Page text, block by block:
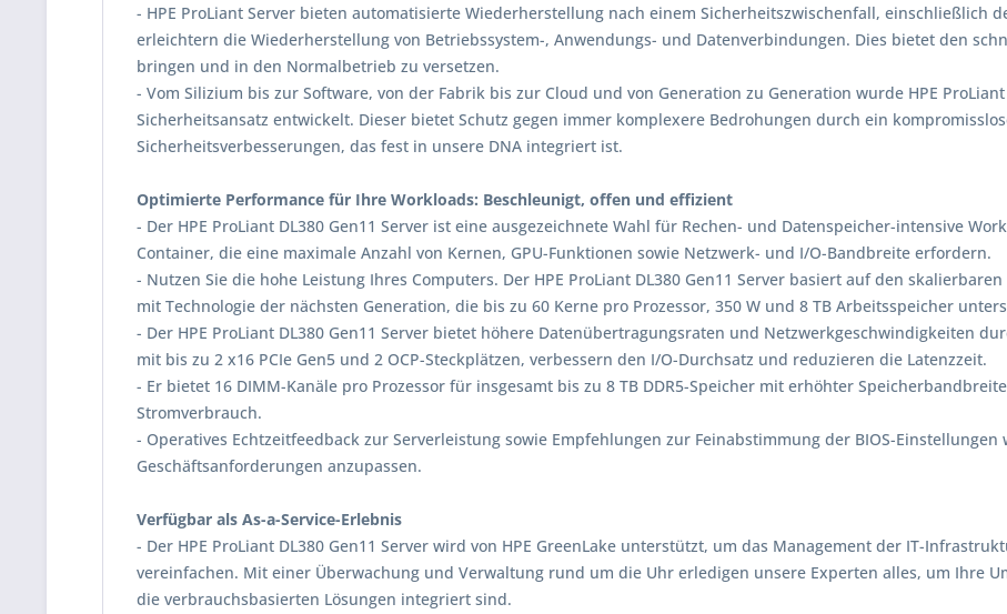
- HPE ProLiant Server bieten automatisierte Wiederherstellung nach einem Sicherheitszwischenfall, einschließlich
erleichtern die Wiederherstellung von Betriebssystem-, Anwendungs- und Datenverbindungen. Dies bietet den
bringen und in den Normalbetrieb zu versetzen.
- Vom Silizium bis zur Software, von der Fabrik bis zur Cloud und von Generation zu Generation wurde HPE
Sicherheitsansatz entwickelt. Dieser bietet Schutz gegen immer komplexere Bedrohungen durch ein
Sicherheitsverbesserungen, das fest in unsere DNA integriert ist.
Optimierte Performance für Ihre Workloads: Beschleunigt, offen und effizient
- Der HPE ProLiant DL380 Gen11 Server ist eine ausgezeichnete Wahl für Rechen- und Datenspeicher-intensive
Container, die eine maximale Anzahl von Kernen, GPU-Funktionen sowie Netzwerk- und I/O-Bandbreite erfordern.
- Nutzen Sie die hohe Leistung Ihres Computers. Der HPE ProLiant DL380 Gen11 Server basiert auf den
mit Technologie der nächsten Generation, die bis zu 60 Kerne pro Prozessor, 350 W und 8 TB Arbeitsspeicher
- Der HPE ProLiant DL380 Gen11 Server bietet höhere Datenübertragungsraten und Netzwerkgeschwindigkeiten
mit bis zu 2 x16 PCIe Gen5 und 2 OCP-Steckplätzen, verbessern den I/O-Durchsatz und reduzieren die Latenzzeit.
- Er bietet 16 DIMM-Kanäle pro Prozessor für insgesamt bis zu 8 TB DDR5-Speicher mit erhöhter
Stromverbrauch.
- Operatives Echtzeitfeedback zur Serverleistung sowie Empfehlungen zur Feinabstimmung der BIOS-
Geschäftsanforderungen anzupassen.
Verfügbar als As-a-Service-Erlebnis
- Der HPE ProLiant DL380 Gen11 Server wird von HPE GreenLake unterstützt, um das Management der IT-
vereinfachen. Mit einer Überwachung und Verwaltung rund um die Uhr erledigen unsere Experten alles, um Ihre
die verbrauchsbasierten Lösungen integriert sind.